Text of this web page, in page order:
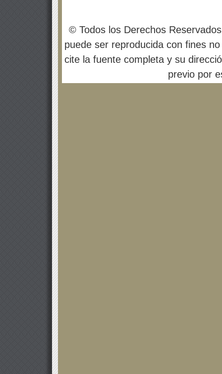
© Todos los Derechos
puede ser reproducida con fines
cite la fuente completa y su
previo por